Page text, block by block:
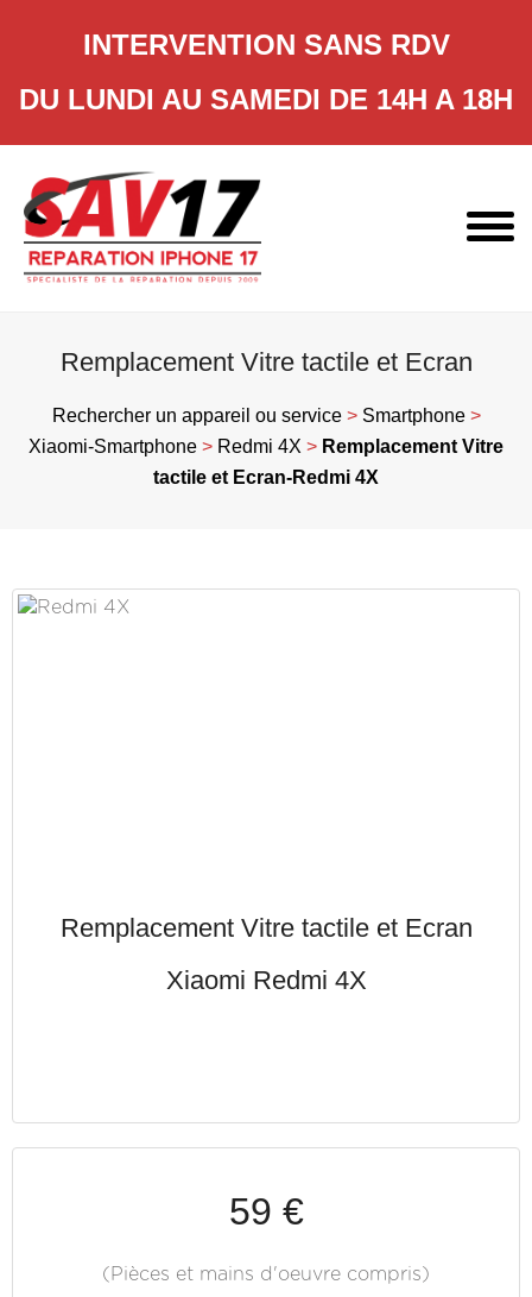
INTERVENTION SANS RDV
DU LUNDI AU SAMEDI DE 14H A 18H
content
Remplacement Vitre tactile et Ecran
Rechercher un appareil ou service> Smartphone>
Xiaomi-Smartphone > Redmi 4X > Remplacement Vitre
tactile et Ecran-Redmi 4X
Remplacement Vitre tactile et Ecran
Xiaomi Redmi 4X
59 €
(Pièces et mains d'oeuvre compris)